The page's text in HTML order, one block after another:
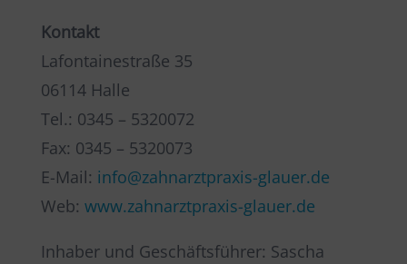
Kontakt
Lafontainestraße 35
06114 Halle
Tel.: 0345 – 5320072
Fax: 0345 – 5320073
E-Mail: info@zahnarztpraxis-glauer.de
Web: www.zahnarztpraxis-glauer.de
Inhaber und Geschäftsführer: Sascha